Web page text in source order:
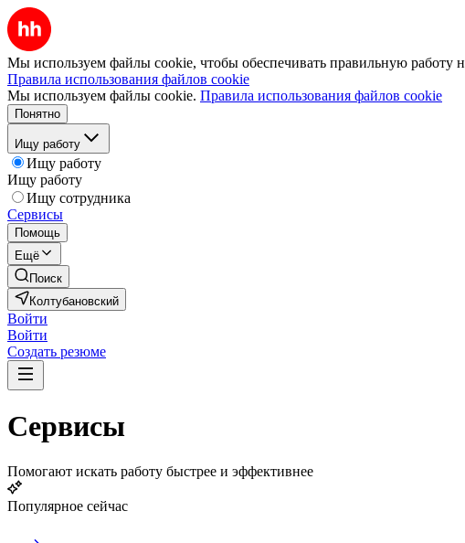
Мы используем файлы cookie, чтобы обеспечивать правильную работу
Правила использования файлов cookie
Мы используем файлы cookie. Правила использования файлов cookie
Понятно
Ищу работу
Ищу работу
Ищу работу
Ищу сотрудника
Сервисы
Помощь
Ещё
Поиск
Колтубановский
Войти
Войти
Создать резюме
Сервисы
Помогают искать работу быстрее и эффективнее
Популярное сейчас